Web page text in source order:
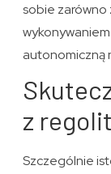
sobie zarówno
autonomiczną
z
Szczególnie